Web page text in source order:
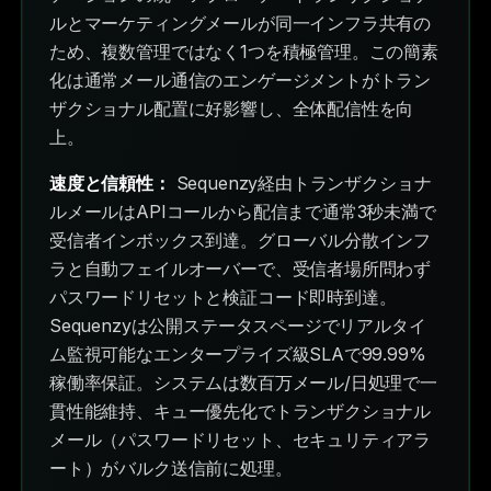
ルとマーケティングメールが同一インフラ共有の
ため、複数管理ではなく1つを積極管理。この簡素
化は通常メール通信のエンゲージメントがトラン
ザクショナル配置に好影響し、全体配信性を向
上。
速度と信頼性： Sequenzy経由トランザクショナ
ルメールはAPIコールから配信まで通常3秒未満で
受信者インボックス到達。グローバル分散インフ
ラと自動フェイルオーバーで、受信者場所問わず
パスワードリセットと検証コード即時到達。
Sequenzyは公開ステータスページでリアルタイ
ム監視可能なエンタープライズ級SLAで99.99%
稼働率保証。システムは数百万メール/日処理で一
貫性能維持、キュー優先化でトランザクショナル
メール（パスワードリセット、セキュリティアラ
ート）がバルク送信前に処理。